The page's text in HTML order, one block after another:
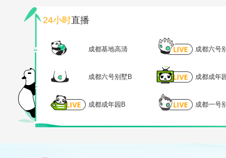
24小时直播
成都基地高清 成都六号
成都六号别墅B 成都成年
成都成年园B 成都一号